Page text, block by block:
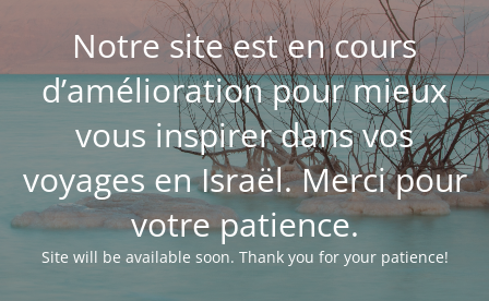
Notre site est en cours
d’amélioration pour mieux
vous inspirer dans vos
voyages en Israël. Merci pour
votre patience.
Site will be available soon. Thank you for your patience!